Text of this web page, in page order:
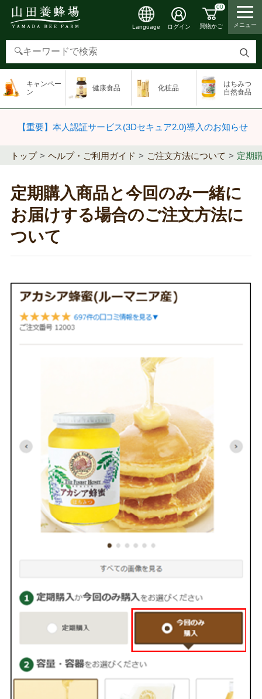
検
す
Language ログイン
00
買物かご メニュー
キャンペー
ン
健康食品 化粧品
はちみつ
自然食品
【重要】本人認証サービス(3Dセキュア2.0)導入のお知らせ
トップ ヘルプ・ご利用ガイド ご注文方法について 定期
定期購入商品と今回のみ一緒に
お届けする場合のご注文方法に
ついて